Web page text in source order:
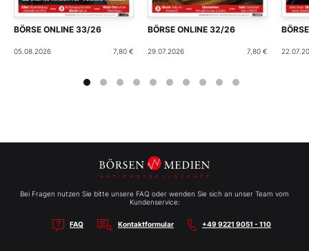
BÖRSE ONLINE 33/26
05.08.2026 7,80 €
BÖRSE ONLINE 32/26
29.07.2026 7,80 €
Bei Fragen nutzen Sie bitte unsere FAQ oder wenden Sie sich an unser Team vom
Kundenservice:
FAQ Kontaktformular +49 9221 9051 - 110